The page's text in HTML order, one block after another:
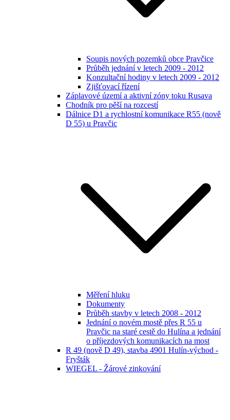
Soupis nových pozemků obce Pravčice
Průběh jednání v letech 2009 - 2012
Konzultační hodiny v letech 2009 - 2012
Zjišťovací řízení
Záplavové území a aktivní zóny toku Rusava
Chodník pro pěší na rozcestí
Dálnice D1 a rychlostní komunikace R55 (nově
D 55) u Pravčic
Měření hluku
Dokumenty
Průběh stavby v letech 2008 - 2012
Jednání o novém mostě přes R 55 u
Pravčic na staré cestě do Hulína a jednání
o příjezdových komunikacích na most
R 49 (nově D 49), stavba 4901 Hulín-východ -
Fryšták
WIEGEL - Žárové zinkování